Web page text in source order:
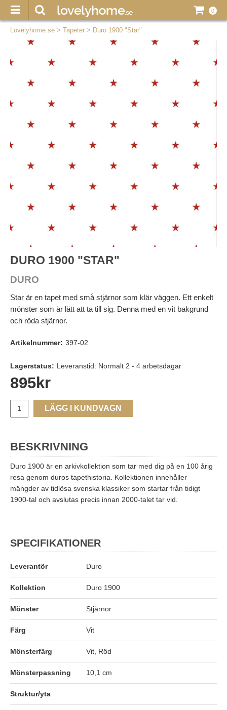
0
Lovelyhome.se > Tapeter > Duro 1900 "Star"
DURO 1900 "STAR"
DURO
Star är en tapet med små stjärnor som klär väggen. Ett enkelt
mönster som är lätt att ta till sig. Denna med en vit bakgrund
och röda stjärnor.
Artikelnummer: 397-02
Lagerstatus: Leveranstid: Normalt 2 - 4 arbetsdagar
895kr
LÄGG I KUNDVAGN
BESKRIVNING
Duro 1900 är en arkivkollektion som tar med dig på en 100 årig
resa genom duros tapethistoria. Kollektionen innehåller
mängder av tidlösa svenska klassiker som startar från tidigt
1900-tal och avslutas precis innan 2000-talet tar vid.
SPECIFIKATIONER
Leverantör Duro
Kollektion Duro 1900
Mönster Stjärnor
Färg Vit
Mönsterfärg Vit, Röd
Mönsterpassning 10,1 cm
Struktur/yta